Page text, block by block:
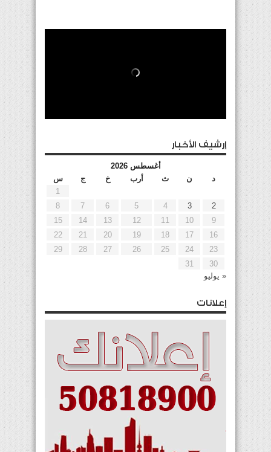
إرشيف الأخبار
أغسطس 2026
د
ن ث أرب خ ج
س
1
2
3
4
5
6
7
8
9
10
11
12
13
14
15
16
17
18
19
20
21
22
23
24
25
26
27
28
29
30
31
« يوليو
إعلانات